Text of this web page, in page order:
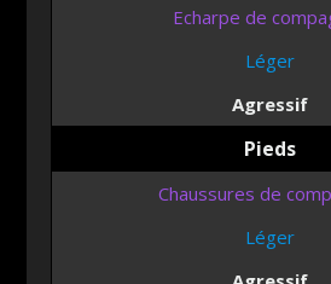
Echarpe de
Léger
Agressif
Pieds
Chaussures de
Léger